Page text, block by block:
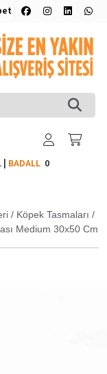
| BADALL0
/ Köpek Tasmaları /
Medium 30x50 Cm